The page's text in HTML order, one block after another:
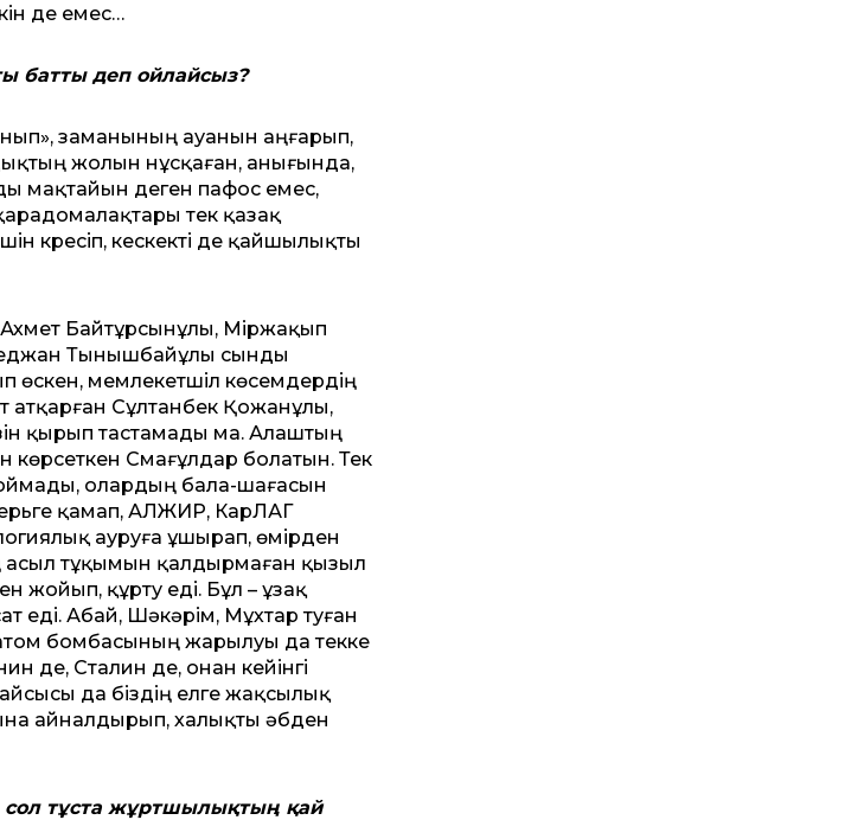
де емес…
батты деп ойлайсыз?
заманының ауанын аңғарып,
жолын нұсқаған, анығында,
мақтайын деген пафос емес,
тек қазақ
күресіп, кескекті де қайшылықты
Байтұрсынұлы, Міржақып
Тынышбайұлы сынды
өскен, мемлекетшіл көсемдердің
атқарған Сұлтанбек Қожанұлы,
қырып тастамады ма. Алаштың
көрсеткен Смағұлдар болатын. Тек
олардың бала-шағасын
қамап, АЛЖИР, КарЛАГ
ауруға ұшырап, өмірден
асыл тұқымын қалдырмаған қызыл
жойып, құрту еді. Бұл – ұзақ
еді. Абай, Шәкәрім, Мұхтар туған
бомбасының жарылуы да текке
де, Сталин де, онан кейінгі
да біздің елге жақсылық
айналдырып, халықты әбден
тұста жұртшылықтың қай